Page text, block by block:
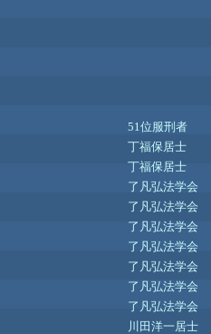
51位服刑者
丁福保居士
丁福保居士
了凡弘法学会
了凡弘法学会
了凡弘法学会
了凡弘法学会
了凡弘法学会
了凡弘法学会
了凡弘法学会
川田洋一居士